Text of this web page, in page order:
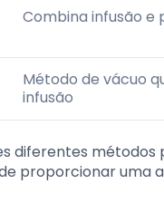
Combina infusão e
Método de vácuo
infusão
diferentes
proporcionar uma